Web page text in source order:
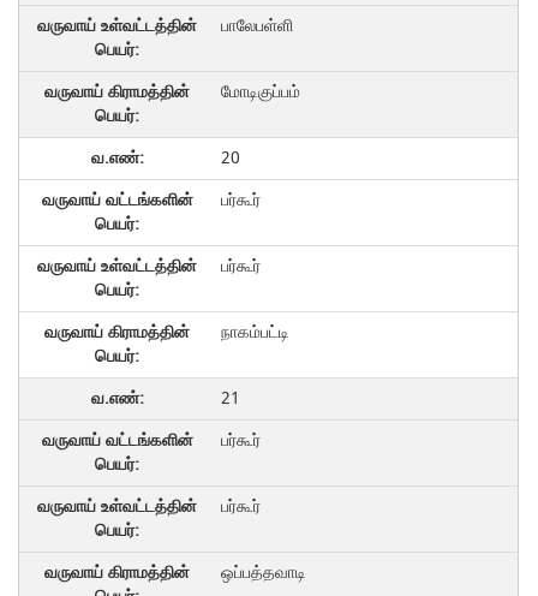
பாலேபள்ளி
மோடிகுப்பம்
20
பர்கூர்
பர்கூர்
நாகம்பட்டி
21
பர்கூர்
பர்கூர்
ஒப்பத்தவாடி